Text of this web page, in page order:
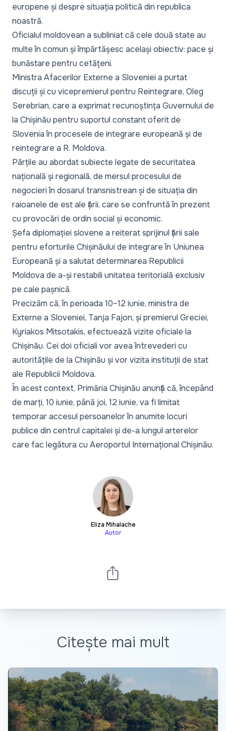
europene și despre situația politică din republica
noastră.
Oficialul moldovean a subliniat că cele două state au
multe în comun și împărtășesc același obiectiv: pace și
bunăstare pentru cetățeni.
Ministra Afacerilor Externe a Sloveniei a purtat
discuții și cu vicepremierul pentru Reintegrare, Oleg
Serebrian, care a exprimat recunoștința Guvernului de
la Chișinău pentru suportul constant oferit de
Slovenia în procesele de integrare europeană și de
reintegrare a R. Moldova.
Părțile au abordat subiecte legate de securitatea
națională și regională, de mersul procesului de
negocieri în dosarul transnistrean și de situația din
raioanele de est ale țării, care se confruntă în prezent
cu provocări de ordin social și economic.
Șefa diplomației slovene a reiterat sprijinul țării sale
pentru eforturile Chișinăului de integrare în Uniunea
Europeană și a salutat determinarea Republicii
Moldova de a-și restabili unitatea teritorială exclusiv
pe cale pașnică.
Precizăm că, în perioada 10–12 iunie, ministra de
Externe a Sloveniei, Tanja Fajon, și premierul Greciei,
Kyriakos Mitsotakis, efectuează vizite oficiale la
Chișinău. Cei doi oficiali vor avea întrevederi cu
autoritățile de la Chișinău și vor vizita instituții de stat
ale Republicii Moldova.
În acest context, Primăria Chișinău anunță că, începând
de marți, 10 iunie, până joi, 12 iunie, va fi limitat
temporar accesul persoanelor în anumite locuri
publice din centrul capitalei și de-a lungul arterelor
care fac legătura cu Aeroportul Internațional Chișinău.
Eliza Mihalache
Autor
Citește mai mult